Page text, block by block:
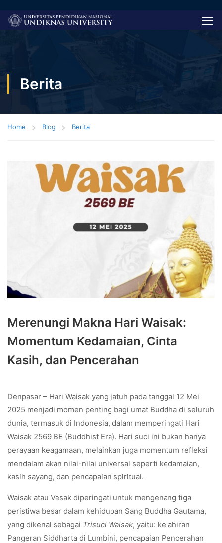
Berita
Home Blog Berita
Merenungi Makna Hari Waisak:
Momentum Kedamaian, Cinta
Kasih, dan Pencerahan
Denpasar – Hari Waisak yang jatuh pada tanggal 12 Mei
2025 menjadi momen penting bagi umat Buddha di seluruh
dunia, termasuk di Indonesia, dalam memperingati Hari
Waisak 2569 BE (Buddhist Era). Hari suci ini bukan hanya
perayaan keagamaan, melainkan juga momentum refleksi
mendalam akan nilai-nilai universal seperti kedamaian,
kasih sayang, dan pencapaian spiritual.
Waisak atau Vesak diperingati untuk mengenang tiga
peristiwa besar dalam kehidupan Sang Buddha Gautama,
yang dikenal sebagai Trisuci Waisak, yaitu: kelahiran
Pangeran Siddharta di Lumbini, pencapaian Pencerahan